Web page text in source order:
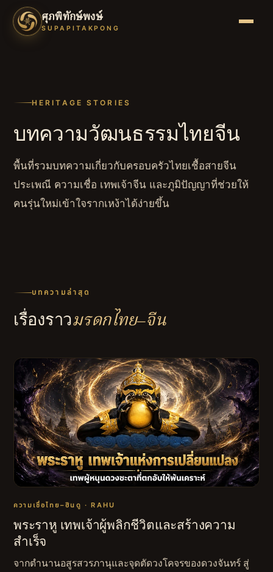
ศุภพิทักษ์พงษ์
SUPAPITAKPONG
HERITAGE STORIES
บทความวัฒนธรรมไทยจีน
พื้นที่รวมบทความเกี่ยวกับครอบครัวไทยเชื้อสายจีน
ประเพณี ความเชื่อ เทพเจ้าจีน และภูมิปัญญาที่ช่วยให้
คนรุ่นใหม่เข้าใจรากเหง้าได้ง่ายขึ้น
บทความล่าสุด
เรื่องราวมรดกไทย–จีน
ความเชื่อไทย–ฮินดู · RAHU
พระราหู เทพเจ้าผู้พลิกชีวิตและสร้างความ
สำเร็จ
จากตำนานอสูรสวรภานุและจุดตัดวงโคจรของดวงจันทร์ สู่